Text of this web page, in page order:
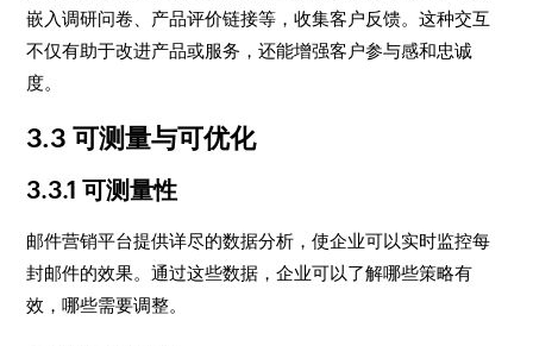
嵌入调研问卷、产品评价链接等，收集客户反馈。这种交互
不仅有助于改进产品或服务，还能增强客户参与感和忠诚
度。
3.3 可测量与可优化
3.3.1 可测量性
邮件营销平台提供详尽的数据分析，使企业可以实时监控每
封邮件的效果。通过这些数据，企业可以了解哪些策略有
效，哪些需要调整。